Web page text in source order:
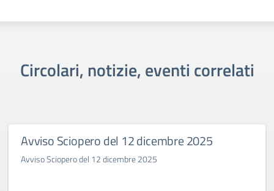
Circolari, notizie, eventi correlati
Avviso Sciopero del 12 dicembre 2025
Avviso Sciopero del 12 dicembre 2025